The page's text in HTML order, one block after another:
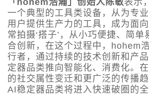
一个典型的工具类设备，从为专
用户提供生产力的工具，成为面
常拍摄‘搭子’，从小巧便捷、简
合创新，在这个过程中，hohem
行者，通过持续的技术创新和产
定器品类推向智能化、消费化。
的社交属性变迁和更广泛的传播
AI稳定器品类将进入快速破圈的